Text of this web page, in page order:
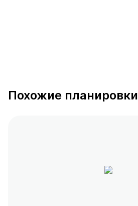
Похожие планировки